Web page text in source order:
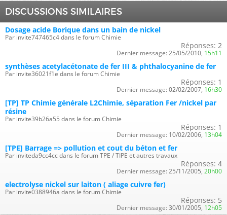
DISCUSSIONS SIMILAIRES
Dosage acide Borique dans un bain de nickel
Par invite747465c4 dans le forum Chimie
Réponses: 2
Dernier message: 25/05/2010, 15h11
synthèses acetylacétonate de fer III & phthalocyanine de fer
Par invite36021f1e dans le forum Chimie
Réponses: 1
Dernier message: 02/02/2007, 16h30
[TP] TP Chimie générale L2Chimie, séparation Fer /nickel par
résine
Par invite39b26a55 dans le forum Chimie
Réponses: 1
Dernier message: 10/02/2006, 13h04
[TPE] Barrage => pollution et cout du béton et fer
Par inviteda9cc4cc dans le forum TPE / TIPE et autres travaux
Réponses: 4
Dernier message: 25/11/2005, 20h00
electrolyse nickel sur laiton ( aliage cuivre fer)
Par invite0388946a dans le forum Chimie
Réponses: 5
Dernier message: 30/01/2005, 12h05